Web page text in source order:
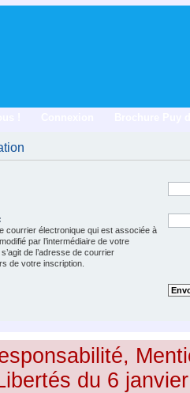
courrier électronique qui est associée à
par l’intermédiaire de votre
de l’adresse de courrier
de votre inscription.
du 6